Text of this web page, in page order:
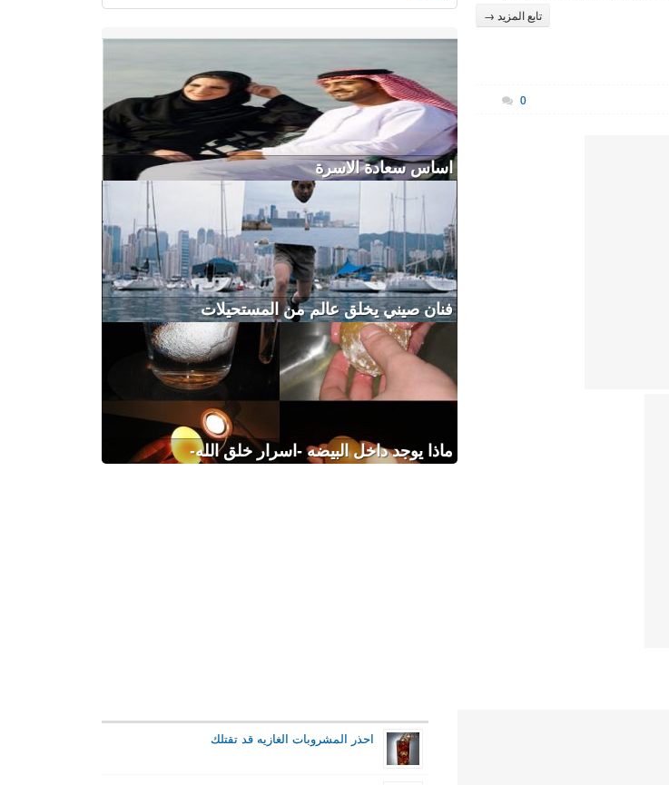
تابع المزيد →
0
اساس سعادة الاسرة
فنان صيني يخلق عالم من المستحيلات
ماذا يوجد داخل البيضه -اسرار خلق الله-
احذر المشروبات الغازيه قد تقتلك